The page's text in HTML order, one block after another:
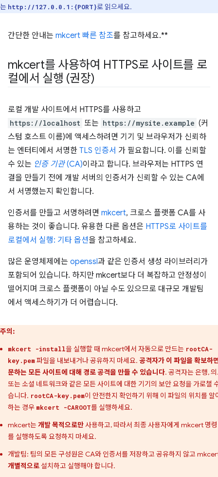
는 http://127.0.0.1:{PORT}로 읽으세요.
간단한 안내는 mkcert 빠른 참조를 참고하세요.**
mkcert를 사용하여 HTTPS로 사이트를 로
컬에서 실행 (권장)
로컬 개발 사이트에서 HTTPS를 사용하고
https://localhost 또는 https://mysite.example (커
스텀 호스트 이름)에 액세스하려면 기기 및 브라우저가 신뢰하
는 엔터티에서 서명한 TLS 인증서 가 필요합니다. 이를 신뢰할
수 있는 인증 기관(CA)이라고 합니다. 브라우저는 HTTPS 연
결을 만들기 전에 개발 서버의 인증서가 신뢰할 수 있는 CA에
서 서명했는지 확인합니다.
인증서를 만들고 서명하려면 mkcert, 크로스 플랫폼 CA를 사
용하는 것이 좋습니다. 유용한 다른 옵션은 HTTPS로 사이트를
로컬에서 실행: 기타 옵션을 참고하세요.
많은 운영체제에는 openssl과 같은 인증서 생성 라이브러리가
포함되어 있습니다. 하지만 mkcert보다 더 복잡하고 안정성이
떨어지며 크로스 플랫폼이 아닐 수도 있으므로 대규모 개발팀
에서 액세스하기가 더 어렵습니다.
주의:
mkcert -install을 실행할 때 mkcert에서 자동으로 만드는 rootCA-
key.pem파일을 내보내거나 공유하지 마세요. 공격자가 이 파일을 확보하
문하는 모든 사이트에 대해 경로 공격을 만들 수 있습니다. 공격자는 은행,
또는 소셜 네트워크와 같은 모든 사이트에 대한 기기의 보안 요청을 가로챌
습니다. rootCA-key.pem이 안전한지 확인하기 위해 이 파일의 위치를 알
하는 경우 mkcert -CAROOT를 실행하세요.
mkcert는개발 목적으로만사용하고, 따라서 최종 사용자에게 mkcert 명
를 실행하도록 요청하지 마세요.
개발팀: 팀의 모든 구성원은 CA와 인증서를 저장하고 공유하지 않고
개별적으로 설치하고 실행해야 합니다.